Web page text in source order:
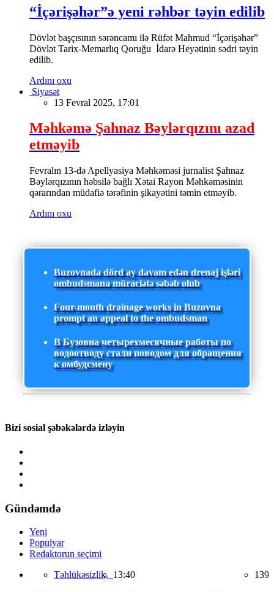
“İçərişəhər”ə yeni rəhbər təyin edilib
Dövlət başçısının sərəncamı ilə Rüfət Mahmud “İçərişəhər”
Dövlət Tarix-Memarlıq Qoruğu İdarə Heyətinin sədri təyin
edilib.
Ardını oxu
Siyasət
13 Fevral 2025, 17:01
Məhkəmə Şahnaz Bəylərqızını azad
etməyib
Fevralın 13-də Apellyasiya Məhkəməsi jurnalist Şahnaz
Bəylərqızının həbsilə bağlı Xətai Rayon Məhkəməsinin
qərarından müdafiə tərəfinin şikayətini təmin etməyib.
Ardını oxu
Buzovnada dörd ay davam edən drenaj işləri
ombudsmana müraciətə səbəb olub
Four-month drainage works in Buzovna
prompt an appeal to the ombudsman
В Бузовна четырехмесячные работы по
водоотводу стали поводом для обращения
к омбудсмену
Bizi sosial şəbəkələrdə izləyin
Gündəmdə
Yeni
Populyar
Redaktorun seçimi
Təhlükəsizlik, 13:40 139